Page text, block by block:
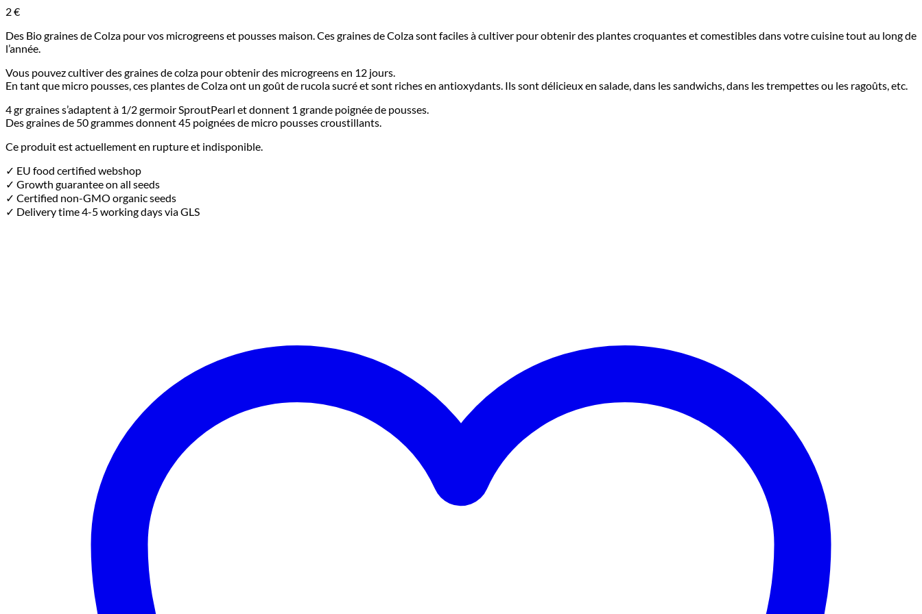
2€
Des Bio graines de Colza pour vos microgreens et pousses maison. Ces graines de Colza sont faciles à cultiver pour obtenir des plantes croquantes et comestibles dans votre cuisine tout au long de
l’année.
Vous pouvez cultiver des graines de colza pour obtenir des microgreens en 12 jours.
En tant que micro pousses, ces plantes de Colza ont un goût de rucola sucré et sont riches en antioxydants. Ils sont délicieux en salade, dans les sandwichs, dans les trempettes ou les ragoûts, etc.
4 gr graines s’adaptent à 1/2 germoir SproutPearl et donnent 1 grande poignée de pousses.
Des graines de 50 grammes donnent 45 poignées de micro pousses croustillants.
Ce produit est actuellement en rupture et indisponible.
✓ EU food certified webshop
✓ Growth guarantee on all seeds
✓ Certified non-GMO organic seeds
✓ Delivery time 4-5 working days via GLS